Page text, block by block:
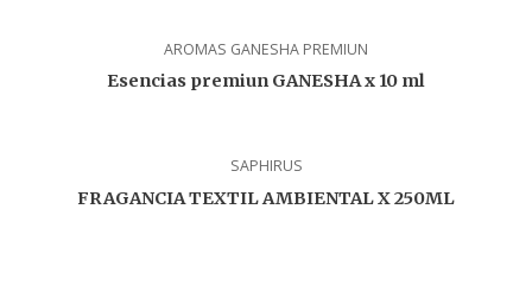
AROMAS GANESHA PREMIUN
Esencias premiun GANESHA x 10 ml
SAPHIRUS
FRAGANCIA TEXTIL AMBIENTAL X 250ML